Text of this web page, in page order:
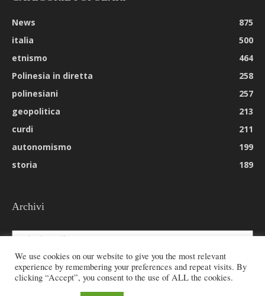
News
875
italia
500
etnismo
464
Polinesia in diretta
258
polinesiani
257
geopolitica
213
curdi
211
autonomismo
199
storia
189
Archivi
Archivi
We use cookies on our website to give you the most relevant
experience by remembering your preferences and repeat visits. By
clicking “Accept”, you consent to the use of ALL the cookies.